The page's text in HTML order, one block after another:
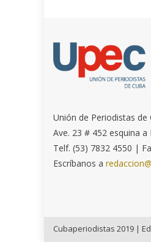
Unión de Periodistas de
Ave. 23 # 452 esquina
Telf. (53) 7832 4550 |
Escríbanos a
Cubaperiodistas 2019 |